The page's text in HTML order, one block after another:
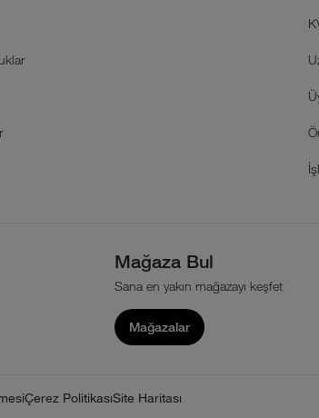
Mağaza Bul
Sana en yakın mağazayı keşfet
Mağazalar
Çerez PolitikasıSite Haritası